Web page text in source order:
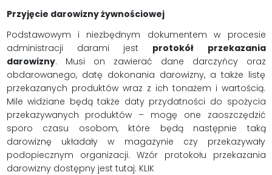
Przyjęcie darowizny żywnościowej
Podstawowym i niezbędnym dokumentem w procesie
administracji darami jest protokół przekazania
darowizny. Musi on zawierać dane darczyńcy oraz
obdarowanego, datę dokonania darowizny, a także listę
przekazanych produktów wraz z ich tonażem i wartością.
Mile widziane będą także daty przydatności do spożycia
przekazywanych produktów – mogę one zaoszczędzić
sporo czasu osobom, które będą następnie taką
darowiznę układały w magazynie czy przekazywały
podopiecznym organizacji. Wzór protokołu przekazania
darowizny dostępny jest tutaj: KLIK